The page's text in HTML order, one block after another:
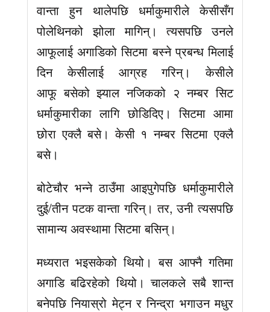
वान्ता हुन थालेपछि धर्माकुमारीले केसीसँग
पोलेथिनको झोला मागिन्। त्यसपछि उनले
आफूलाई अगाडिको सिटमा बस्ने प्रबन्ध मिलाई
दिन केसीलाई आग्रह गरिन्। केसीले
आफू बसेको झ्याल नजिकको २ नम्बर सिट
धर्माकुमारीका लागि छोडिदिए। सिटमा आमा
छोरा एक्लै बसे। केसी १ नम्बर सिटमा एक्लै
बसे।
बोटेचौर भन्ने ठाउँमा आइपुगेपछि धर्माकुमारीले
दुई/तीन पटक वान्ता गरिन्। तर, उनी त्यसपछि
सामान्य अवस्थामा सिटमा बसिन्।
मध्यरात भइसकेको थियो। बस आफ्नै गतिमा
अगाडि बढिरहेको थियो। चालकले सबै शान्त
बनेपछि नियास्रो मेट्न र निन्द्रा भगाउन मधुर